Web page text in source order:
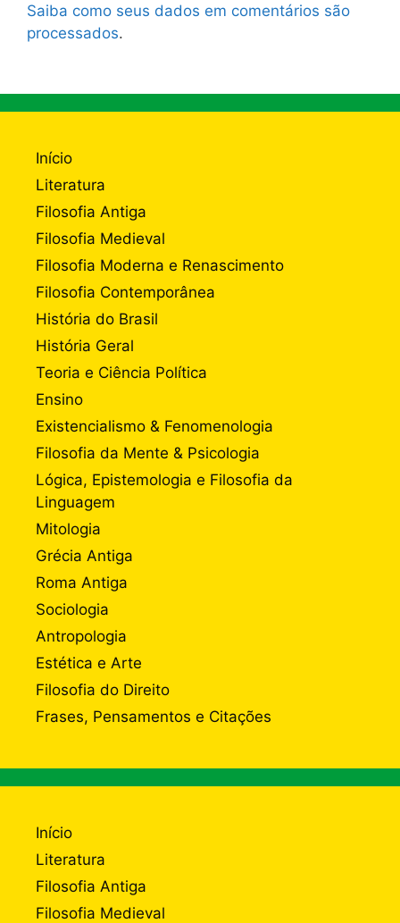
Saiba como seus dados em comentários são
processados.
Início
Literatura
Filosofia Antiga
Filosofia Medieval
Filosofia Moderna e Renascimento
Filosofia Contemporânea
História do Brasil
História Geral
Teoria e Ciência Política
Ensino
Existencialismo & Fenomenologia
Filosofia da Mente & Psicologia
Lógica, Epistemologia e Filosofia da
Linguagem
Mitologia
Grécia Antiga
Roma Antiga
Sociologia
Antropologia
Estética e Arte
Filosofia do Direito
Frases, Pensamentos e Citações
Início
Literatura
Filosofia Antiga
Filosofia Medieval